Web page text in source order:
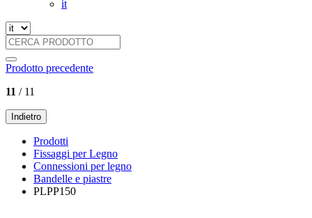
it
Prodotto precedente
11 / 11
Indietro
Prodotti
Fissaggi per Legno
Connessioni per legno
Bandelle e piastre
PLPP150